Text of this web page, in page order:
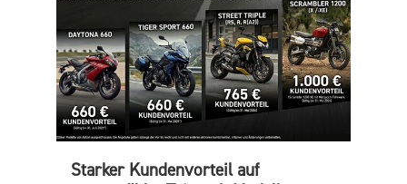
Starker Kundenvorteil auf